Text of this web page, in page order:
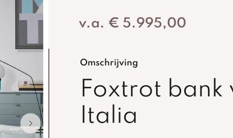
v.a. € 5.995,00
Omschrijving
Foxtrot bank
Italia